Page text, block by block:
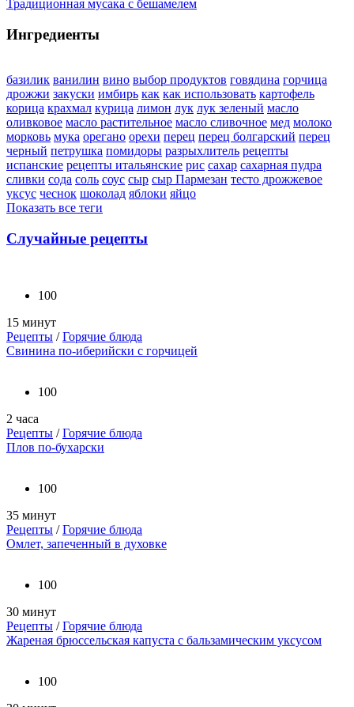
Традиционная мусака с бешамелем
Ингредиенты
базилик ванилин вино выбор продуктов говядина горчица
дрожжи закуски имбирь как как использовать картофель
корица крахмал курица лимон лук лук зеленый масло
оливковое масло растительное масло сливочное мед молоко
морковь мука орегано орехи перец перец болгарский перец
черный петрушка помидоры разрыхлитель рецепты
испанские рецепты итальянские рис сахар сахарная пудра
сливки сода соль соус сыр сыр Пармезан тесто дрожжевое
уксус чеснок шоколад яблоки яйцо
Показать все теги
Случайные рецепты
100
15 минут
Рецепты /Горячие блюда
Свинина по-иберийски с горчицей
100
2 часа
Рецепты /Горячие блюда
Плов по-бухарски
100
35 минут
Рецепты /Горячие блюда
Омлет, запеченный в духовке
100
30 минут
Рецепты /Горячие блюда
Жареная брюссельская капуста с бальзамическим уксусом
100